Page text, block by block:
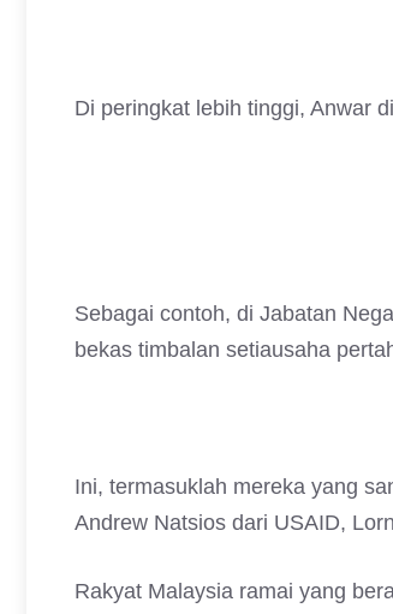
Di peringkat lebih tinggi, Anwar
Sebagai contoh, di Jabatan
bekas timbalan setiausaha
Ini, termasuklah mereka yang
Andrew Natsios dari USAID,
Rakyat Malaysia ramai yang